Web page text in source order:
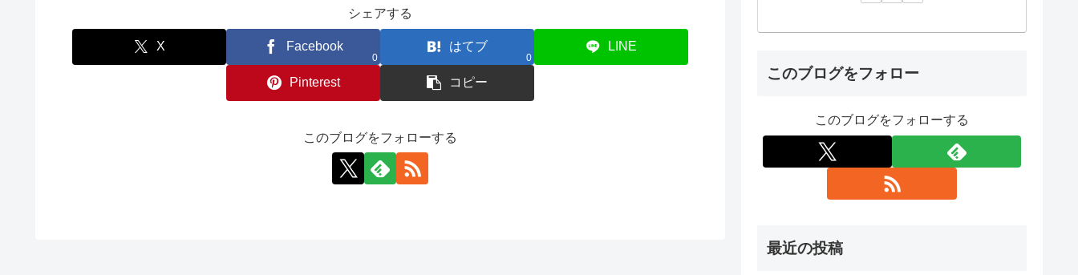
シェアする
X Facebook
0
はてブ
0
LINE
Pinterest コピー
このブログをフォローする
このブログをフォロー
このブログをフォローする
最近の投稿